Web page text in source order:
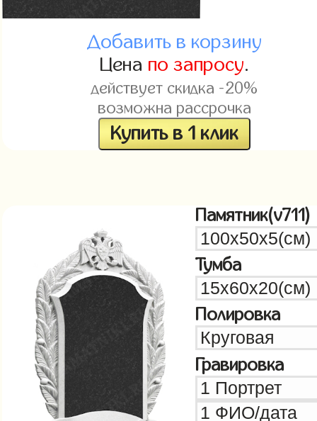
Добавить в корзину
Цена по запросу.
действует скидка -20%
возможна рассрочка
Купить в 1 клик
Памятник(v711)
Тумба
Полировка
Гравировка